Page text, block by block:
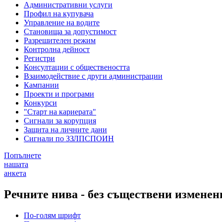
Административни услуги
Профил на купувача
Управление на водите
Становища за допустимост
Разрешителен режим
Контролна дейност
Регистри
Консултации с обществеността
Взаимодействие с други администрации
Кампании
Проекти и програми
Конкурси
"Старт на кариерата"
Сигнали за корупция
Защита на личните дани
Сигнали по ЗЗЛПСПОИН
Попълнете
нашата
анкета
Речните нива - без съществени
По-голям шрифт